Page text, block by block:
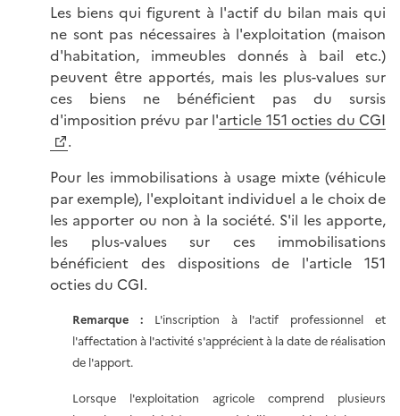
Les biens qui figurent à l'actif du bilan mais qui
ne sont pas nécessaires à l'exploitation (maison
d'habitation, immeubles donnés à bail etc.)
peuvent être apportés, mais les plus-values sur
ces biens ne bénéficient pas du sursis
d'imposition prévu par l'article 151 octies du CGI
.
Pour les immobilisations à usage mixte (véhicule
par exemple), l'exploitant individuel a le choix de
les apporter ou non à la société. S'il les apporte,
les plus-values sur ces immobilisations
bénéficient des dispositions de l'article 151
octies du CGI.
Remarque :L'inscription à l'actif professionnel et
l'affectation à l'activité s'apprécient à la date de réalisation
de l'apport.
Lorsque l'exploitation agricole comprend plusieurs